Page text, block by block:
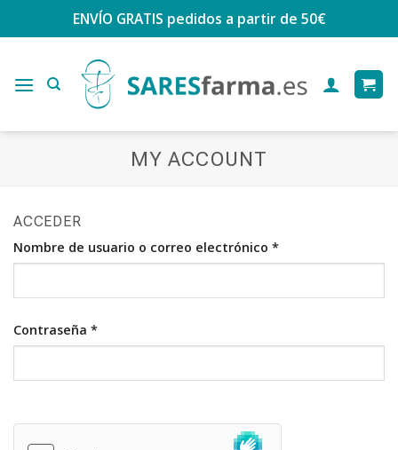
ENVÍO GRATIS pedidos a partir de 50€
MY ACCOUNT
ACCEDER
Nombre de usuario o correo electrónico *
Contraseña *